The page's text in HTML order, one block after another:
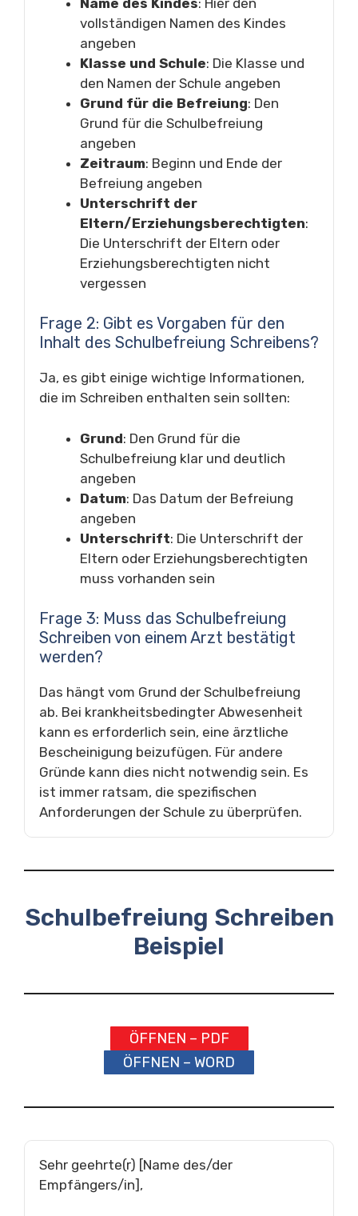
vollständigen Namen des Kindes
angeben
Klasse und Schule: Die Klasse und
den Namen der Schule angeben
Grund für die Befreiung: Den
Grund für die Schulbefreiung
angeben
Zeitraum: Beginn und Ende der
Befreiung angeben
Unterschrift der
Eltern/Erziehungsberechtigten:
Die Unterschrift der Eltern oder
Erziehungsberechtigten nicht
vergessen
Frage 2: Gibt es Vorgaben für den
Inhalt des Schulbefreiung Schreibens?
Ja, es gibt einige wichtige Informationen,
die im Schreiben enthalten sein sollten:
Grund: Den Grund für die
Schulbefreiung klar und deutlich
angeben
Datum: Das Datum der Befreiung
angeben
Unterschrift: Die Unterschrift der
Eltern oder Erziehungsberechtigten
muss vorhanden sein
Frage 3: Muss das Schulbefreiung
Schreiben von einem Arzt bestätigt
werden?
Das hängt vom Grund der Schulbefreiung
ab. Bei krankheitsbedingter Abwesenheit
kann es erforderlich sein, eine ärztliche
Bescheinigung beizufügen. Für andere
Gründe kann dies nicht notwendig sein. Es
ist immer ratsam, die spezifischen
Anforderungen der Schule zu überprüfen.
Schulbefreiung Schreiben
Beispiel
ÖFFNEN – PDF
ÖFFNEN – WORD
Sehr geehrte(r) [Name des/der
Empfängers/in],